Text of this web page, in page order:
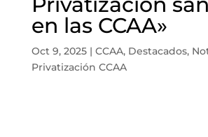
en las CCAA»
Oct 9, 2025| CCAA, Destacados,
Privatización CCAA